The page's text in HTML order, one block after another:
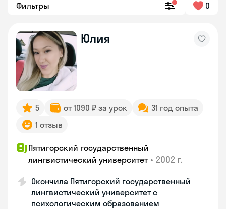
Фильтры 0
Юлия
5 от 1090 ₽ за урок
31 год опыта
1 отзыв
Пятигорский государственный
лингвистический университет • 2002 г.
Окончила Пятигорский государственный
лингвистический университет с
психологическим образованием